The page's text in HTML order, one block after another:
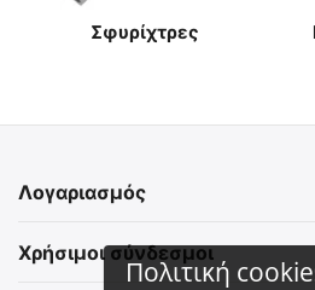
Σφυρίχτρες
Λογαριασμός
Χρήσιμοι σύνδεσμοι
Πολιτική